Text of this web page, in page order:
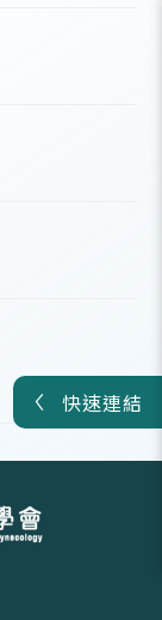
快速連結